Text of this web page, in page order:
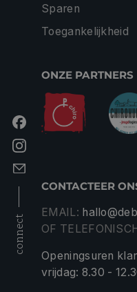
connect
Sparen
Toegankelijkheid
ONZE PARTNERS
CONTACTEER
EMAIL:
OF
Openingsuren
vrijdag: 8.30 -